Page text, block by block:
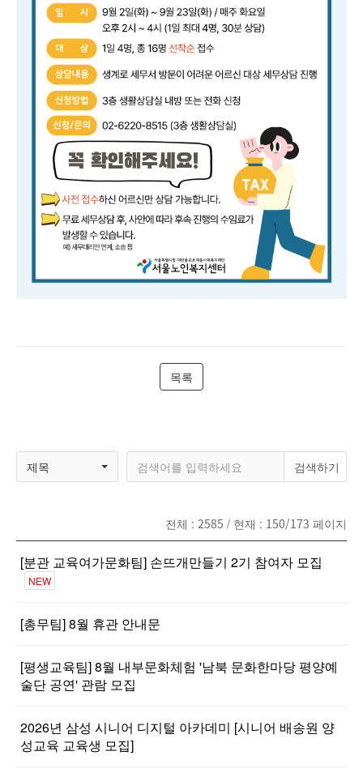
목록
제목
전체 : 2585 / 현재 : 150/173 페이지
[분관 교육여가문화팀] 손뜨개만들기 2기 참여자 모집
NEW
[총무팀] 8월 휴관 안내문
[평생교육팀] 8월 내부문화체험 '남북 문화한마당 평양예
술단 공연' 관람 모집
2026년 삼성 시니어 디지털 아카데미 [시니어 배송원 양
성교육 교육생 모집]